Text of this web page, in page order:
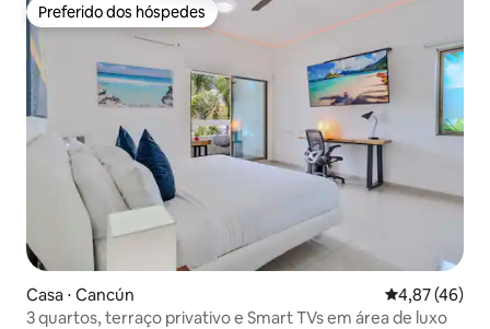
Preferido dos hóspedes
Preferido dos hóspedes
Casa ⋅ Cancún 4,87 de uma
4,87 (46)
3 quartos, terraço privativo e Smart TVs em área de luxo